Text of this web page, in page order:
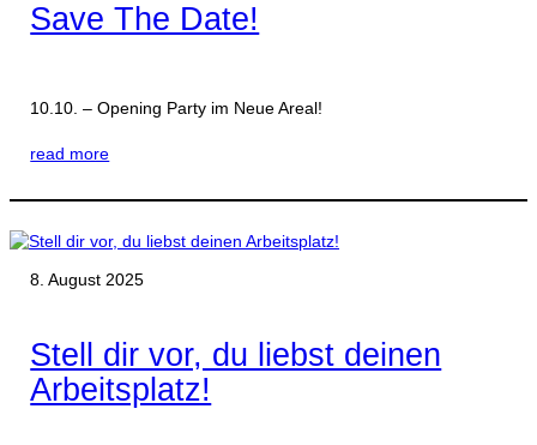
Save The Date!
10.10. – Opening Party im Neue Areal!
read more
8. August 2025
Stell dir vor, du liebst deinen
Arbeitsplatz!